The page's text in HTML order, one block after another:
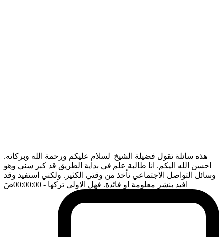
هذه سائلة تقول فضيلة الشيخ السلام عليكم ورحمة الله وبركاته.
احسن الله اليكم. انا طالبة علم في بداية الطريق قد كبر سني وهو
وسائل التواصل الاجتماعي تأخذ من وقتي الكثير. ولكني استفيد وقد
افيد بنشر معلومة او فائدة. فهل الاولى تركها - 00:00:00 ضَ